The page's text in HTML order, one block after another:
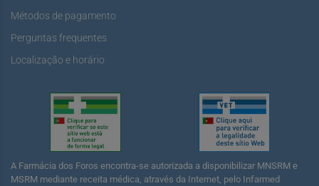
Métodos de pagamento
Perguntas frequentes
Localização e horário
A Farmácia dos Foros encontra-se autorizada a disponibilizar MNSRM e
MSRM mediante receita médica, através da Internet, pelo Infarmed